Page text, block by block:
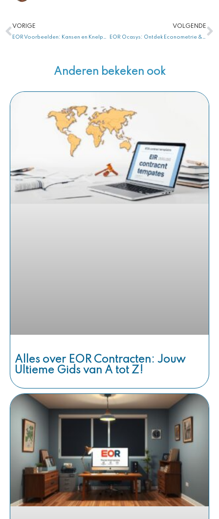
Vorige
VORIGE
EOR Voorbeelden: Kansen en Knelpunten voor Bedrijven Vandaag Ontdekken!
VOLGENDE
EOR Ocasys: Ontdek Econometrie & Onderzoek voor Krachtige Inzichten!
Anderen bekeken ook
Alles over EOR Contracten: Jouw
Ultieme Gids van A tot Z!